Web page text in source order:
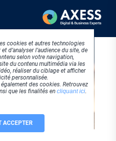
cookies et autres technologies
d’analyser l’audience du site, de
selon votre navigation,
du contenu multimédia via les
réaliser du ciblage et afficher
personnalisée.
des cookies. Retrouvez
que les finalités en cliquant ici.
ACCEPTER